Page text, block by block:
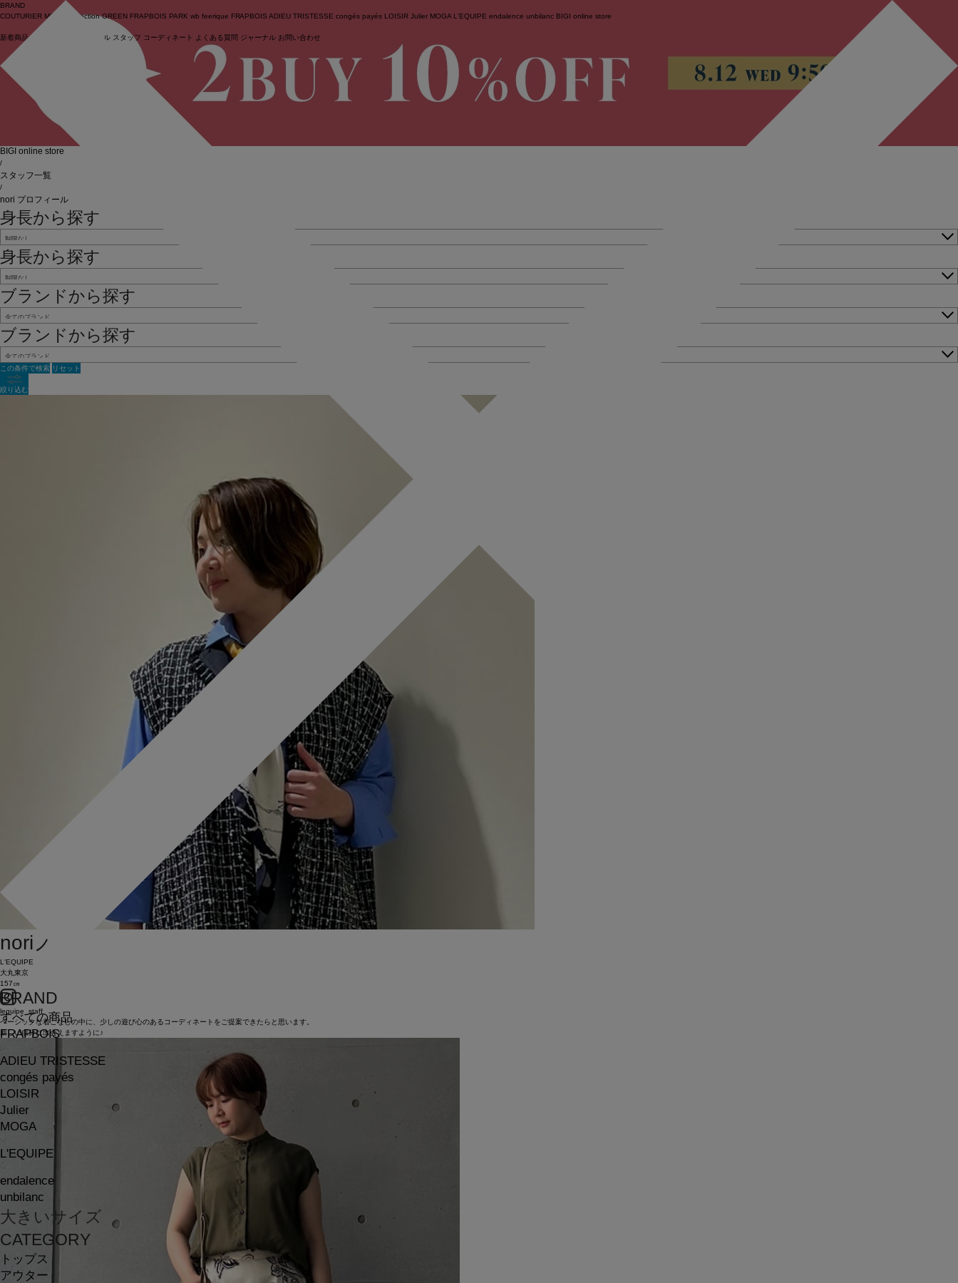
ログイン
BRAND
COUTURIER MOGA Collection GREEN FRAPBOIS PARK wb feerique FRAPBOIS ADIEU TRISTESSE congés payés LOISIR Julier MOGA L'EQUIPE endalence unbilanc BIGI online store
新着商品 (ライブ) セール スタッフ コーディネート よくある質問 ジャーナル お問い合わせ
BRAND
すべての商品
FRAPBOIS
ADIEU TRISTESSE
congés payés
LOISIR
Julier
MOGA
L'EQUIPE
endalence
unbilanc
大きいサイズ
CATEGORY
トップス
アウター
BIGI online store
/
スタッフ一覧
/
nori プロフィール
身長から探す
身長から探す
ブランドから探す
ブランドから探す
この条件で検索 リセット
絞り込む
noriノリ
L'EQUIPE
大丸東京
157㎝
lequipe_staff
ベーシックな着こなしの中に、少しの遊び心のあるコーディネートをご提案できたらと思います。
新しい自分に出会えますように♪